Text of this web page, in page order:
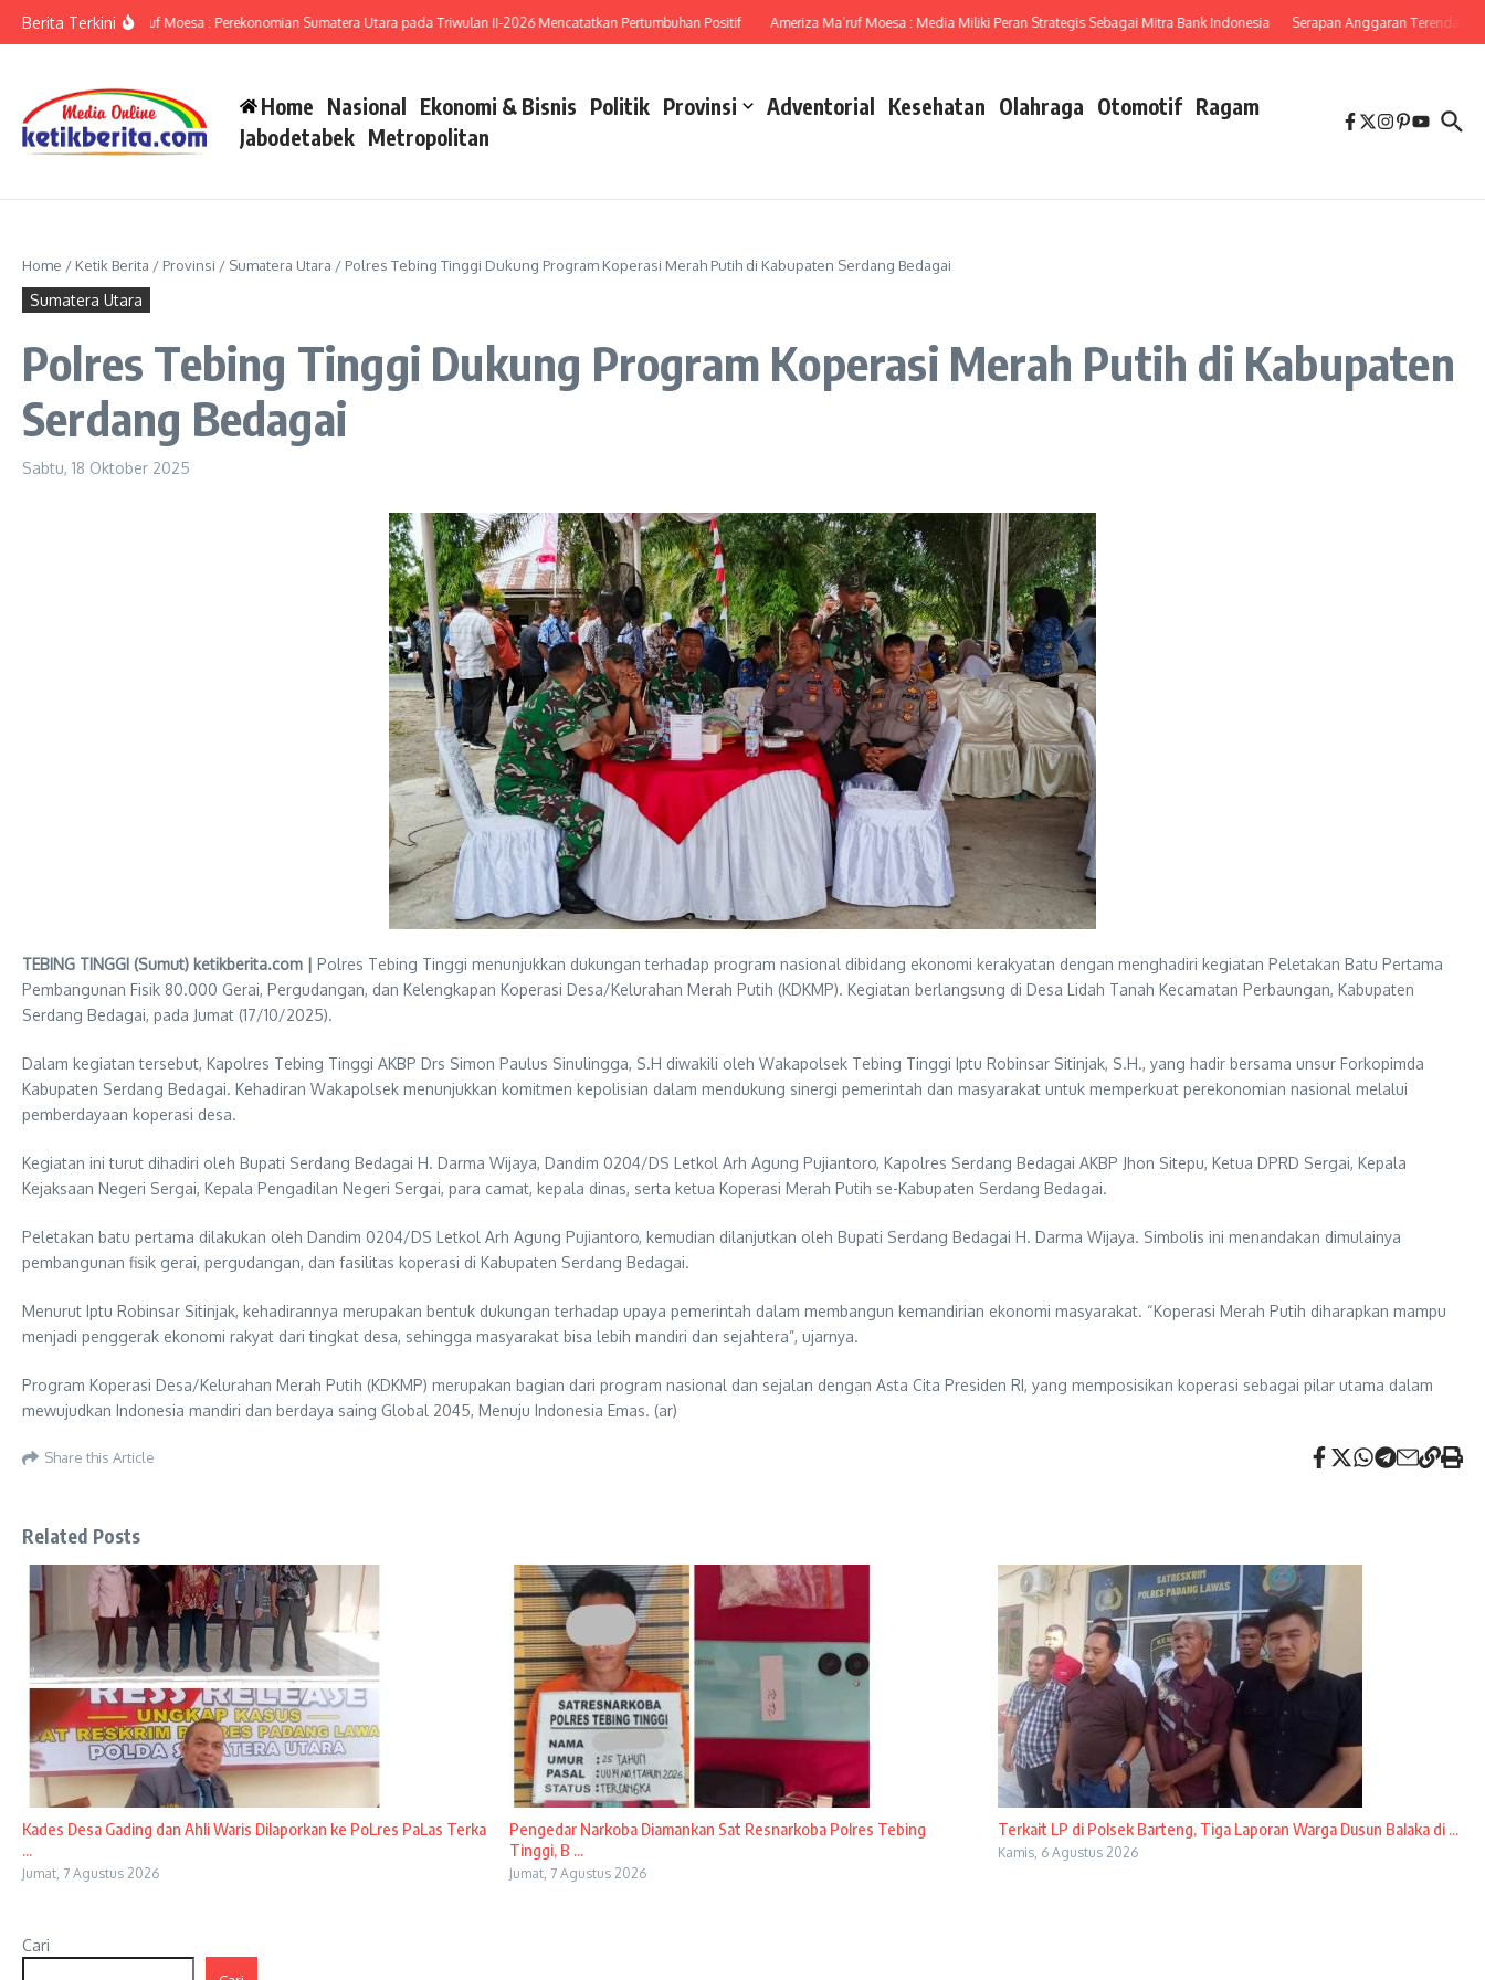
Berita Terkini
Ameriza Ma’ruf Moesa : Perekonomian Sumatera Utara pada Triwulan II-2026 Mencatatkan Pertumbuhan Positif Ameriza Ma’ruf Moesa : Media Miliki Peran Strategis Sebagai Mitra Bank Indonesia Serapan Anggaran Terendah,
Home Nasional Ekonomi & Bisnis Politik Provinsi Adventorial Kesehatan Olahraga Otomotif Ragam
Jabodetabek Metropolitan
Home / Ketik Berita / Provinsi / Sumatera Utara / Polres Tebing Tinggi Dukung Program Koperasi Merah Putih di Kabupaten Serdang Bedagai
Sumatera Utara
Polres Tebing Tinggi Dukung Program Koperasi Merah Putih di Kabupaten
Serdang Bedagai
Sabtu, 18 Oktober 2025
TEBING TINGGI (Sumut) ketikberita.com | Polres Tebing Tinggi menunjukkan dukungan terhadap program nasional dibidang ekonomi kerakyatan dengan menghadiri kegiatan Peletakan Batu Pertama
Pembangunan Fisik 80.000 Gerai, Pergudangan, dan Kelengkapan Koperasi Desa/Kelurahan Merah Putih (KDKMP). Kegiatan berlangsung di Desa Lidah Tanah Kecamatan Perbaungan, Kabupaten
Serdang Bedagai, pada Jumat (17/10/2025).
Dalam kegiatan tersebut, Kapolres Tebing Tinggi AKBP Drs Simon Paulus Sinulingga, S.H diwakili oleh Wakapolsek Tebing Tinggi Iptu Robinsar Sitinjak, S.H., yang hadir bersama unsur Forkopimda
Kabupaten Serdang Bedagai. Kehadiran Wakapolsek menunjukkan komitmen kepolisian dalam mendukung sinergi pemerintah dan masyarakat untuk memperkuat perekonomian nasional melalui
pemberdayaan koperasi desa.
Kegiatan ini turut dihadiri oleh Bupati Serdang Bedagai H. Darma Wijaya, Dandim 0204/DS Letkol Arh Agung Pujiantoro, Kapolres Serdang Bedagai AKBP Jhon Sitepu, Ketua DPRD Sergai, Kepala
Kejaksaan Negeri Sergai, Kepala Pengadilan Negeri Sergai, para camat, kepala dinas, serta ketua Koperasi Merah Putih se-Kabupaten Serdang Bedagai.
Peletakan batu pertama dilakukan oleh Dandim 0204/DS Letkol Arh Agung Pujiantoro, kemudian dilanjutkan oleh Bupati Serdang Bedagai H. Darma Wijaya. Simbolis ini menandakan dimulainya
pembangunan fisik gerai, pergudangan, dan fasilitas koperasi di Kabupaten Serdang Bedagai.
Menurut Iptu Robinsar Sitinjak, kehadirannya merupakan bentuk dukungan terhadap upaya pemerintah dalam membangun kemandirian ekonomi masyarakat. “Koperasi Merah Putih diharapkan mampu
menjadi penggerak ekonomi rakyat dari tingkat desa, sehingga masyarakat bisa lebih mandiri dan sejahtera”, ujarnya.
Program Koperasi Desa/Kelurahan Merah Putih (KDKMP) merupakan bagian dari program nasional dan sejalan dengan Asta Cita Presiden RI, yang memposisikan koperasi sebagai pilar utama dalam
mewujudkan Indonesia mandiri dan berdaya saing Global 2045, Menuju Indonesia Emas. (ar)
Share this Article
Related Posts
Kades Desa Gading dan Ahli Waris Dilaporkan ke PoLres PaLas Terka
...
Jumat, 7 Agustus 2026
Pengedar Narkoba Diamankan Sat Resnarkoba Polres Tebing
Tinggi, B ...
Jumat, 7 Agustus 2026
Terkait LP di Polsek Barteng, Tiga Laporan Warga Dusun Balaka di ...
Kamis, 6 Agustus 2026
Cari